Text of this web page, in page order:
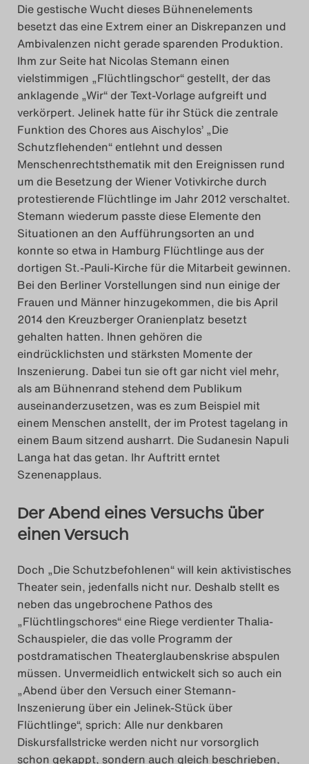
Die gestische Wucht dieses Bühnenelements
besetzt das eine Extrem einer an Diskrepanzen und
Ambivalenzen nicht gerade sparenden Produktion.
Ihm zur Seite hat Nicolas Stemann einen
vielstimmigen „Flüchtlingschor“ gestellt, der das
anklagende „Wir“ der Text-Vorlage aufgreift und
verkörpert. Jelinek hatte für ihr Stück die zentrale
Funktion des Chores aus Aischylos’ „Die
Schutzflehenden“ entlehnt und dessen
Menschenrechtsthematik mit den Ereignissen rund
um die Besetzung der Wiener Votivkirche durch
protestierende Flüchtlinge im Jahr 2012 verschaltet.
Stemann wiederum passte diese Elemente den
Situationen an den Aufführungsorten an und
konnte so etwa in Hamburg Flüchtlinge aus der
dortigen St.-Pauli-Kirche für die Mitarbeit gewinnen.
Bei den Berliner Vorstellungen sind nun einige der
Frauen und Männer hinzugekommen, die bis April
2014 den Kreuzberger Oranienplatz besetzt
gehalten hatten. Ihnen gehören die
eindrücklichsten und stärksten Momente der
Inszenierung. Dabei tun sie oft gar nicht viel mehr,
als am Bühnenrand stehend dem Publikum
auseinanderzusetzen, was es zum Beispiel mit
einem Menschen anstellt, der im Protest tagelang in
einem Baum sitzend ausharrt. Die Sudanesin Napuli
Langa hat das getan. Ihr Auftritt erntet
Szenenapplaus.
Der Abend eines Versuchs über
einen Versuch
Doch „Die Schutzbefohlenen“ will kein aktivistisches
Theater sein, jedenfalls nicht nur. Deshalb stellt es
neben das ungebrochene Pathos des
„Flüchtlingschores“ eine Riege verdienter Thalia-
Schauspieler, die das volle Programm der
postdramatischen Theaterglaubenskrise abspulen
müssen. Unvermeidlich entwickelt sich so auch ein
„Abend über den Versuch einer Stemann-
Inszenierung über ein Jelinek-Stück über
Flüchtlinge“, sprich: Alle nur denkbaren
Diskursfallstricke werden nicht nur vorsorglich
schon gekappt, sondern auch gleich beschrieben,